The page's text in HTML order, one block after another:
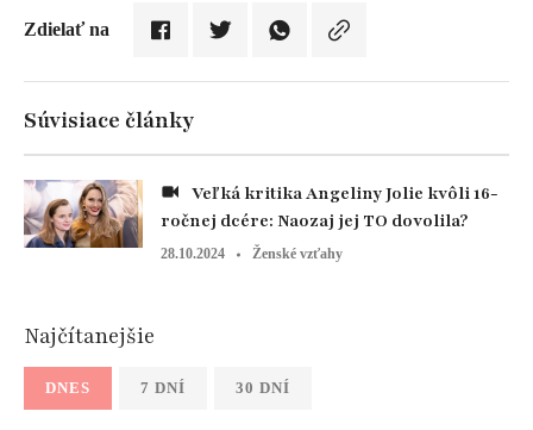
Zdielať na
Súvisiace články
ročnej dcére: Naozaj jej TO dovolila?
28.10.2024 Ženské vzťahy
Najčítanejšie
DNES 7 DNÍ 30 DNÍ